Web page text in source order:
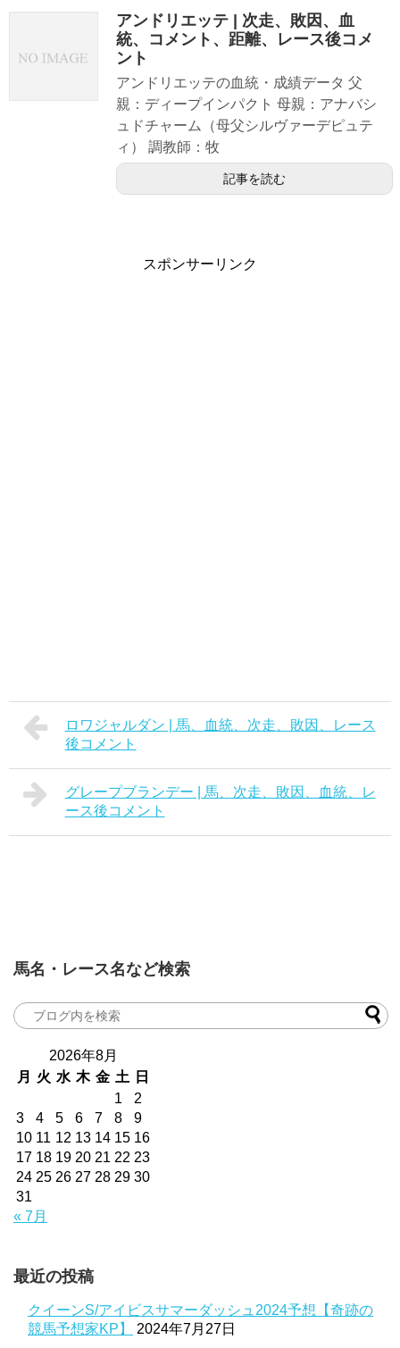
アンドリエッテ | 次走、敗因、血
統、コメント、距離、レース後コメ
ント
アンドリエッテの血統・成績データ 父
親：ディープインパクト 母親：アナバシ
ュドチャーム（母父シルヴァーデピュテ
ィ） 調教師：牧
記事を読む
スポンサーリンク
ロワジャルダン | 馬、血統、次走、敗因、レース
後コメント
グレープブランデー | 馬、次走、敗因、血統、レ
ース後コメント
馬名・レース名など検索
2026年8月
月
火 水 木 金 土
日
1
2
3
4 5 6 7 8
9
10 11 12 13 14 15 16
17 18 19 20 21 22 23
24 25 26 27 28 29 30
31
« 7月
最近の投稿
クイーンS/アイビスサマーダッシュ2024予想【奇跡の
競馬予想家KP】
2024年7月27日